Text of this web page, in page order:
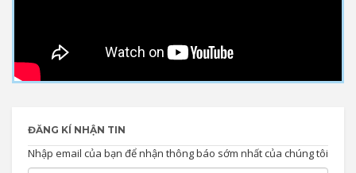
ĐĂNG KÍ NHẬN TIN
Nhập email của bạn để nhận thông báo sớm nhất của chúng tôi